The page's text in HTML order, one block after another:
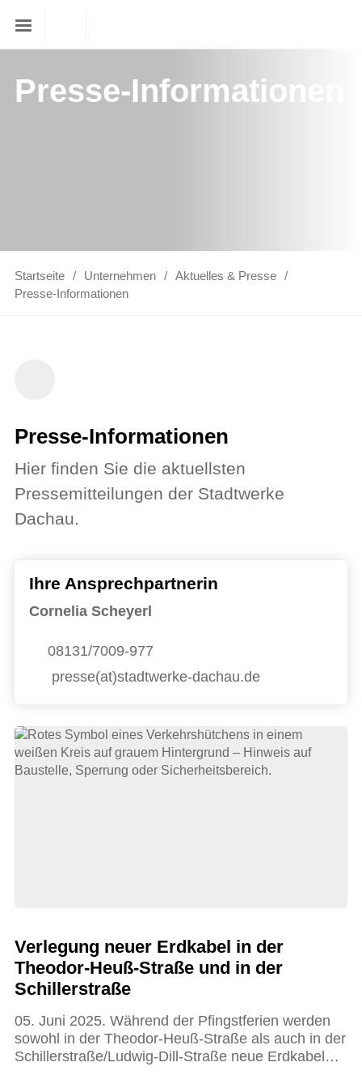
Presse-Informationen
Startseite Unternehmen
Aktuelles & Presse
Presse-Informationen
Presse-Informationen
Hier finden Sie die aktuellsten
Pressemitteilungen der Stadtwerke
Dachau.
Ihre Ansprechpartnerin
Cornelia Scheyerl
08131/7009-977
presse(at)stadtwerke-dachau.de
Verlegung neuer Erdkabel in der
Theodor-Heuß-Straße und in der
Schillerstraße
05. Juni 2025. Während der Pfingstferien werden
sowohl in der Theodor-Heuß-Straße als auch in der
Schillerstraße/Ludwig-Dill-Straße neue Erdkabel…